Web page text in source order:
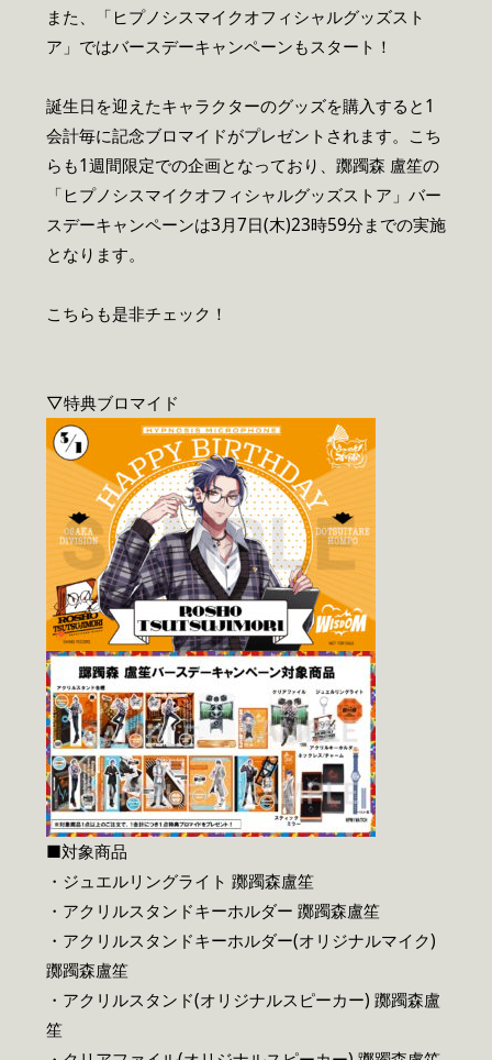
また、「ヒプノシスマイクオフィシャルグッズスト
ア」ではバースデーキャンペーンもスタート！
誕生日を迎えたキャラクターのグッズを購入すると1
会計毎に記念ブロマイドがプレゼントされます。こち
らも1週間限定での企画となっており、躑躅森 盧笙の
「ヒプノシスマイクオフィシャルグッズストア」バー
スデーキャンペーンは3月7日(木)23時59分までの実施
となります。
こちらも是非チェック！
▽特典ブロマイド
■対象商品
・ジュエルリングライト 躑躅森盧笙
・アクリルスタンドキーホルダー 躑躅森盧笙
・アクリルスタンドキーホルダー(オリジナルマイク)
躑躅森盧笙
・アクリルスタンド(オリジナルスピーカー) 躑躅森盧
笙